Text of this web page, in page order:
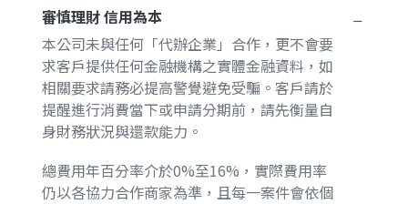
審慎理財 信用為本
本公司未與任何「代辦企業」合作，更不會要
求客戶提供任何金融機構之實體金融資料，如
相關要求請務必提高警覺避免受騙。客戶請於
提醒進行消費當下或申請分期前，請先衡量自
身財務狀況與還款能力。
總費用年百分率介於0%至16%，實際費用率
仍以各協力合作商家為準，且每一案件會依個